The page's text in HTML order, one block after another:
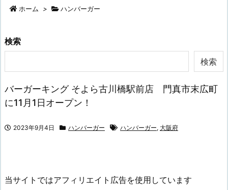
ホーム > ハンバーガー
検索
検索
バーガーキング そよら古川橋駅前店 門真市末広町
に11月1日オープン！
2023年9月4日 ハンバーガー ハンバーガー, 大阪府
当サイトではアフィリエイト広告を使用しています